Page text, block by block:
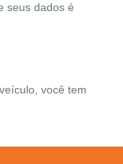
seus dados é
você tem